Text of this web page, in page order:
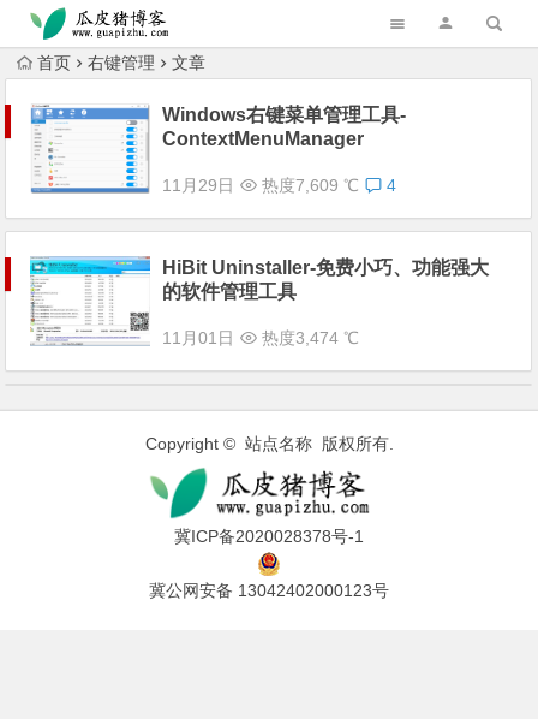
跳转到主内容
首页 右键管理 文章
Windows右键菜单管理工具-
ContextMenuManager
11月29日 热度7,609 ℃ 4
HiBit Uninstaller-免费小巧、功能强大
的软件管理工具
11月01日 热度3,474 ℃
Copyright © 站点名称 版权所有.
冀ICP备2020028378号-1
冀公网安备 13042402000123号